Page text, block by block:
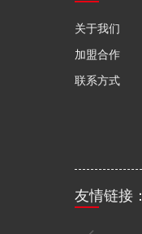
关于我们
加盟合作
联系方式
友情链接：